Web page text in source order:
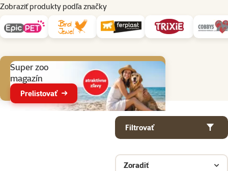
Zobraziť produkty podľa značky
Super zoo
magazín
Prelistovať
Filtrovať
Zoradiť
Produkty v kategorii Hračky pre korely, andulky a iné papagáje